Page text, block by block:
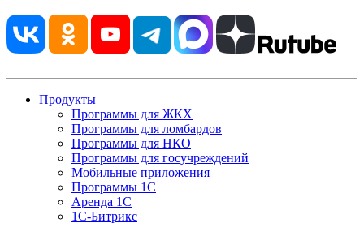
Продукты
Программы для ЖКХ
Программы для ломбардов
Программы для НКО
Программы для госучреждений
Мобильные приложения
Программы 1С
Аренда 1С
1С-Битрикс